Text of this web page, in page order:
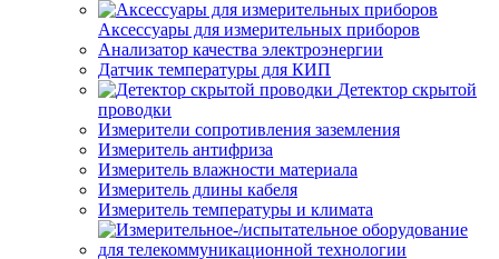
Аксессуары для измерительных приборов
Анализатор качества электроэнергии
Датчик температуры для КИП
Детектор скрытой
проводки
Измерители сопротивления заземления
Измеритель антифриза
Измеритель влажности материала
Измеритель длины кабеля
Измеритель температуры и климата